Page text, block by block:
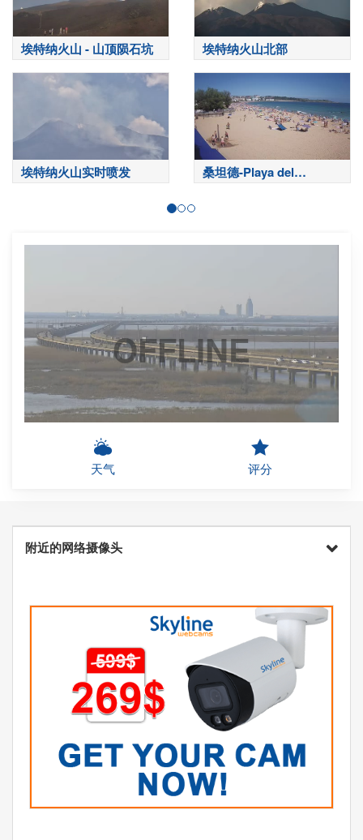
埃特纳火山 - 山顶陨石坑 埃特纳火山北部
埃特纳火山实时喷发
桑坦德-Playa del
Sardinero
OFFLINE
天气 评分
附近的网络摄像头